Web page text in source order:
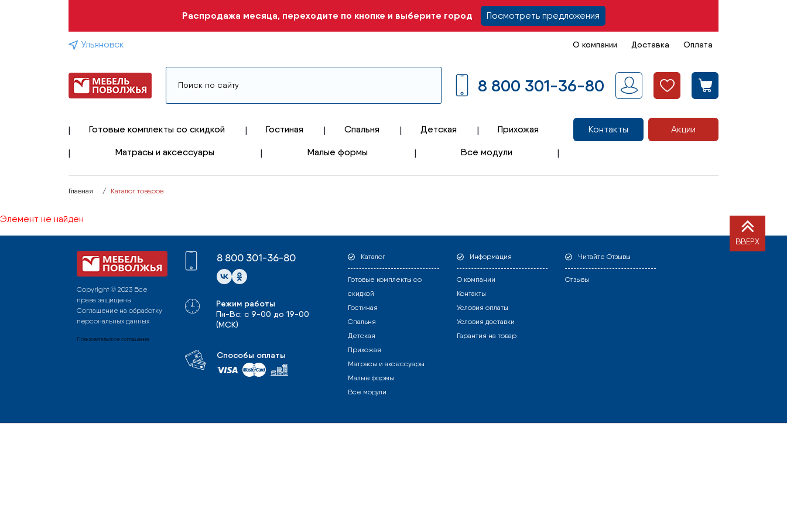
Распродажа месяца, переходите по кнопке и выберите город Посмотреть предложения
Ульяновск О компании Доставка Оплата
8 800 301-36-80
Готовые комплекты со скидкой Гостиная Спальня Детская Прихожая
Матрасы и аксессуары Малые формы Все модули
Контакты Акции
Главная Каталог товаров
Элемент не найден
Copyright © 2023 Все
права защищены
Соглашение на обработку
персональных данных
Пользовательское соглашение
8 800 301-36-80
Режим работы
Пн-Вс: с 9-00 до 19-00
(МСК)
Способы оплаты
Каталог
Готовые комплекты со
скидкой
Гостиная
Спальня
Детская
Прихожая
Матрасы и аксессуары
Малые формы
Все модули
Информация
О компании
Контакты
Условия оплаты
Условия доставки
Гарантия на товар
Читайте Отзывы
Отзывы
ВВЕРХ